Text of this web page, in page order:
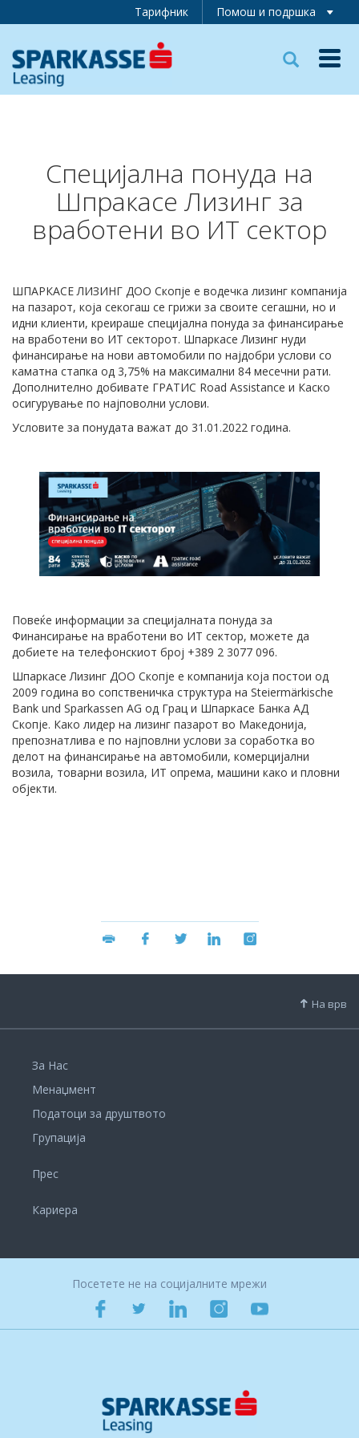
Помош и подршка
Тарифник
Специјална понуда на
Шпракасе Лизинг за
вработени во ИТ сектор
ШПАРКАСЕ ЛИЗИНГ ДОО Скопје e водечка лизинг компанија
на пазарот, која секогаш се грижи за своите сегашни, но и
идни клиенти, креираше специјална понуда за финансирање
на вработени во ИТ секторот. Шпаркасе Лизинг нуди
финансирање на нови автомобили по најдобри услови со
каматна стапка од 3,75% на максимални 84 месечни рати.
Дополнително добивате ГРАТИС Road Assistance и Каско
осигурување по најповолни услови.
Условите за понудата важат до 31.01.2022 година.
Повеќе информации за специјалната понуда за
Финансирање на вработени во ИТ сектор, можете да
добиете на телефонскиот број +389 2 3077 096.
Шпаркасе Лизинг ДОО Скопје е компанија која постои од
2009 година во сопственичка структура на Steiermärkische
Bank und Sparkassen AG од Грац и Шпаркасе Банка АД
Скопје. Како лидер на лизинг пазарот во Македонија,
препознатлива е по најповлни услови за соработка во
делот на финансирање на автомобили, комерцијални
возила, товарни возила, ИТ опрема, машини како и пловни
објекти.
На врв
За Нас
Менаџмент
Податоци за друштвото
Групација
Прес
Кариера
Посетете не на социјалните мрежи